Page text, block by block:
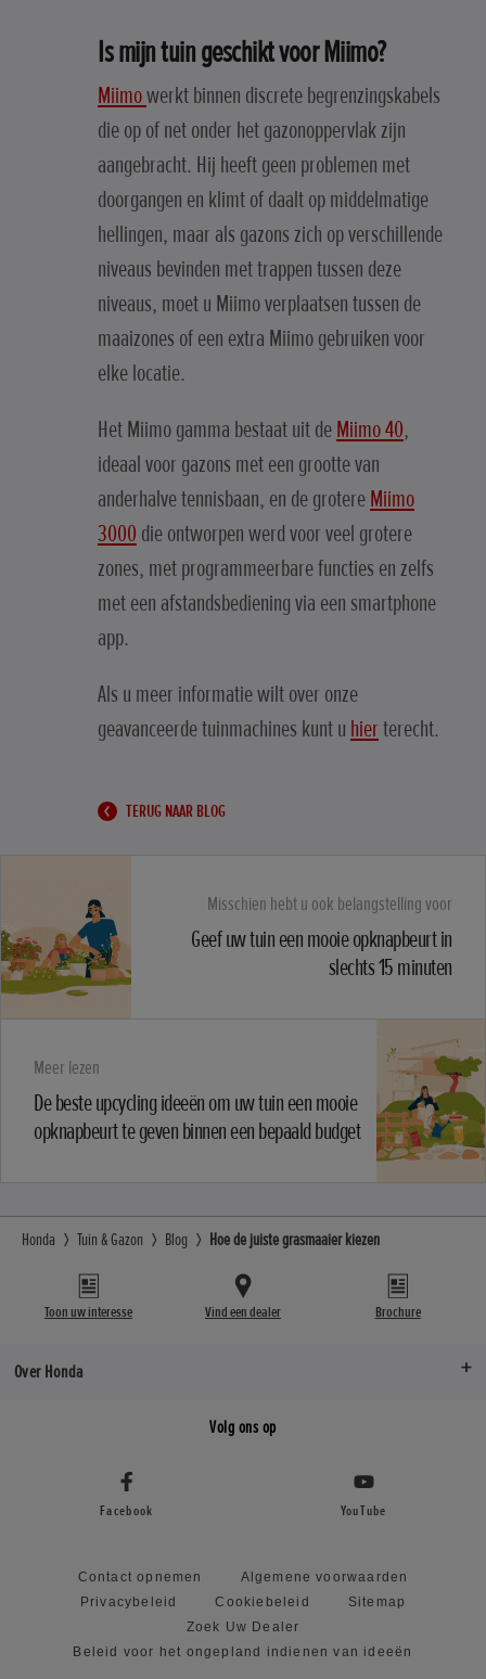
Is mijn tuin geschikt voor Miimo?
Miimowerkt binnen discrete begrenzingskabels
die op of net onder het gazonoppervlak zijn
aangebracht. Hij heeft geen problemen met
doorgangen en klimt of daalt op middelmatige
hellingen, maar als gazons zich op verschillende
niveaus bevinden met trappen tussen deze
niveaus, moet u Miimo verplaatsen tussen de
maaizones of een extra Miimo gebruiken voor
elke locatie.
Het Miimo gamma bestaat uit deMiimo 40,
ideaal voor gazons met een grootte van
anderhalve tennisbaan, en de grotereMiimo
3000 die ontworpen werd voor veel grotere
zones, met programmeerbare functies en zelfs
met een afstandsbediening via een smartphone
app.
Als u meer informatie wilt over onze
geavanceerde tuinmachines kunt u hierterecht.
TERUG NAAR BLOG
Misschien hebt u ook belangstelling voor
Geef uw tuin een mooie opknapbeurt in
slechts 15 minuten
Meer lezen
De beste upcycling ideeën om uw tuin een mooie
opknapbeurt te geven binnen een bepaald budget
Honda Tuin & Gazon Blog Hoe de juiste grasmaaier kiezen
Toon uw interesse Vind een dealer Brochure
Over Honda
Volg ons op
Facebook YouTube
Contact opnemen
Algemene voorwaarden
Privacybeleid
Cookiebeleid
Sitemap
Zoek Uw Dealer
Beleid voor het ongepland indienen van ideeën